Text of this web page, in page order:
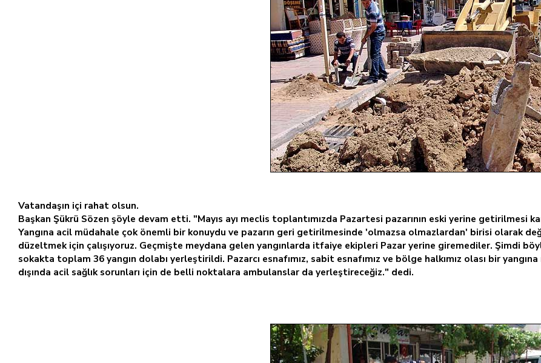
Vatandaşın içi rahat olsun.
Başkan Şükrü Sözen şöyle devam etti. "Mayıs ayı meclis toplantımızda Pazartesi pazarının eski yerine getirilmesi
Yangına acil müdahale çok önemli bir konuydu ve pazarın geri getirilmesinde 'olmazsa olmazlardan' birisi olarak
düzeltmek için çalışıyoruz. Geçmişte meydana gelen yangınlarda itfaiye ekipleri Pazar yerine giremediler. Şimdi
sokakta toplam 36 yangın dolabı yerleştirildi. Pazarcı esnafımız, sabit esnafımız ve bölge halkımız olası bir
dışında acil sağlık sorunları için de belli noktalara ambulanslar da yerleştireceğiz." dedi.